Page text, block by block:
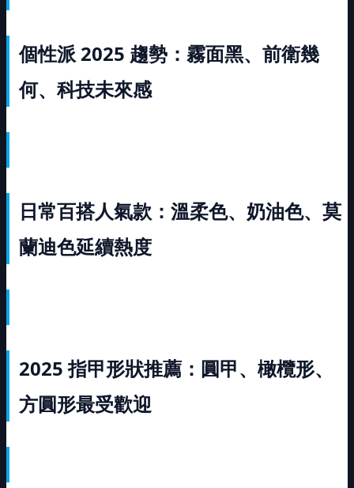
個性派 2025 趨勢：霧面黑、前衛幾
何、科技未來感
日常百搭人氣款：溫柔色、奶油色、莫
蘭迪色延續熱度
2025指甲形狀推薦：圓甲、橄欖形、
方圓形最受歡迎